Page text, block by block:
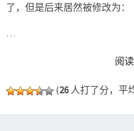
了，但是后来居然被修改为：
…
阅
(26 人打了分，平